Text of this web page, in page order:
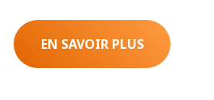
EN SAVOIR PLUS